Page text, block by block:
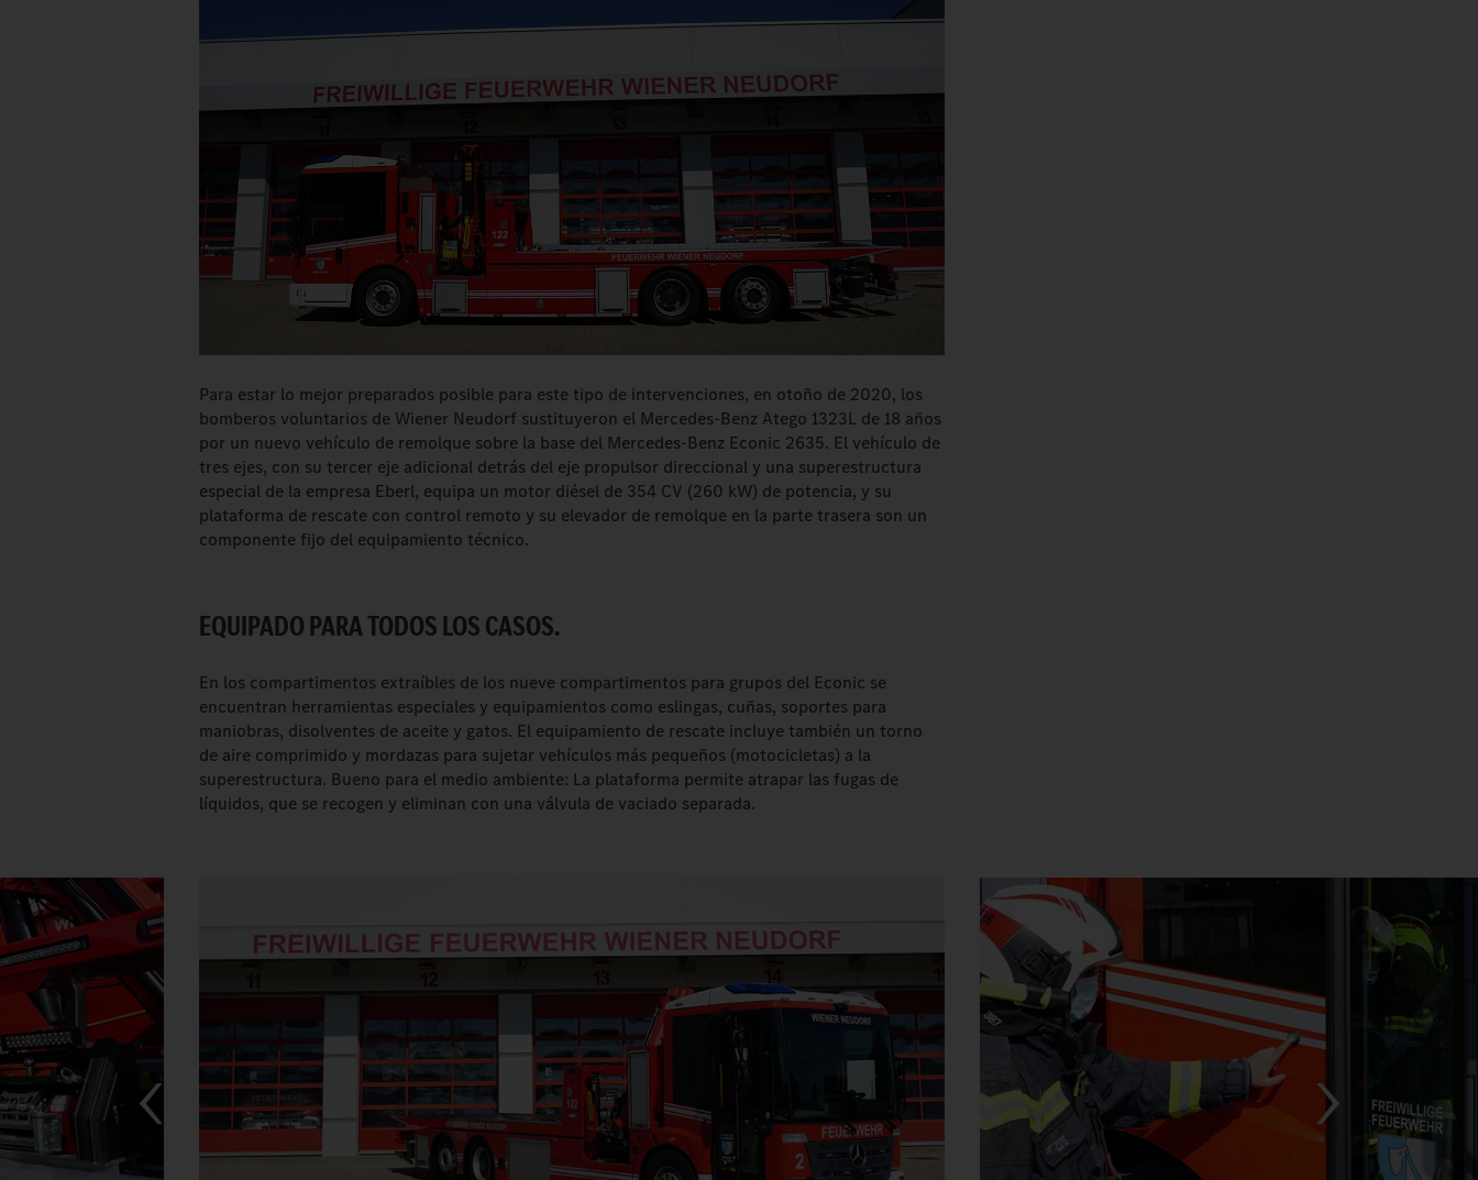
Para estar lo mejor preparados posible para este tipo de intervenciones, en otoño de 2020, los
bomberos voluntarios de Wiener Neudorf sustituyeron el Mercedes-Benz Atego 1323L de 18 años
por un nuevo vehículo de remolque sobre la base del Mercedes-Benz Econic 2635. El vehículo de
tres ejes, con su tercer eje adicional detrás del eje propulsor direccional y una superestructura
especial de la empresa Eberl, equipa un motor diésel de 354 CV (260 kW) de potencia, y su
plataforma de rescate con control remoto y su elevador de remolque en la parte trasera son un
componente fijo del equipamiento técnico.
EQUIPADO PARA TODOS LOS CASOS.
En los compartimentos extraíbles de los nueve compartimentos para grupos del Econic se
encuentran herramientas especiales y equipamientos como eslingas, cuñas, soportes para
maniobras, disolventes de aceite y gatos. El equipamiento de rescate incluye también un torno
de aire comprimido y mordazas para sujetar vehículos más pequeños (motocicletas) a la
superestructura. Bueno para el medio ambiente: La plataforma permite atrapar las fugas de
líquidos, que se recogen y eliminan con una válvula de vaciado separada.